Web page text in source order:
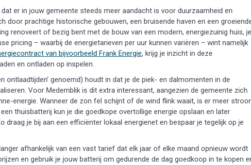
er in jouw gemeente steeds meer aandacht is voor duurzaamheid en
door prachtige historische gebouwen, een bruisende haven en een
renoveert of bezig bent met de bouw van een modern, energiezuinig huis, je
pricing – waarbij de energietarieven per uur kunnen variëren – wint namelijk
van bijvoorbeeld Frank Energie, krijg je inzicht in deze
en ontladen op inspelen.
genoemd) houdt in dat je de piek- en dalmomenten in de
Voor Medemblik is dit extra interessant, aangezien de gemeente zich
energie. Wanneer de zon fel schijnt of de wind flink waait, is er meer
thuisbatterij kun je die goedkope overtollige energie opslaan en later
draag je bij aan een efficiënter lokaal energienet en bespaar je tegelijk op je
afhankelijk van een vast tarief dat elk jaar of elke maand opnieuw wordt
en gebruik je jouw batterij om gedurende de dag goedkoop in te kopen